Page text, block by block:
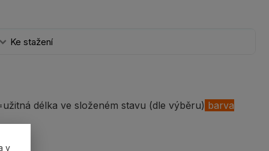
Ke stažení
délka ve složeném stavu (dle výběru) barva
v